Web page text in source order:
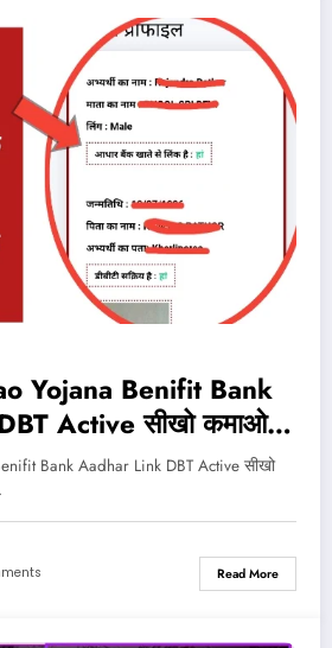
Yojana Benifit Bank
Active सीखो कमाओ
मिलेगा 10,000 Rs जब
और आधार लिंक होगा
Bank Aadhar Link DBT Active सीखो
Read More